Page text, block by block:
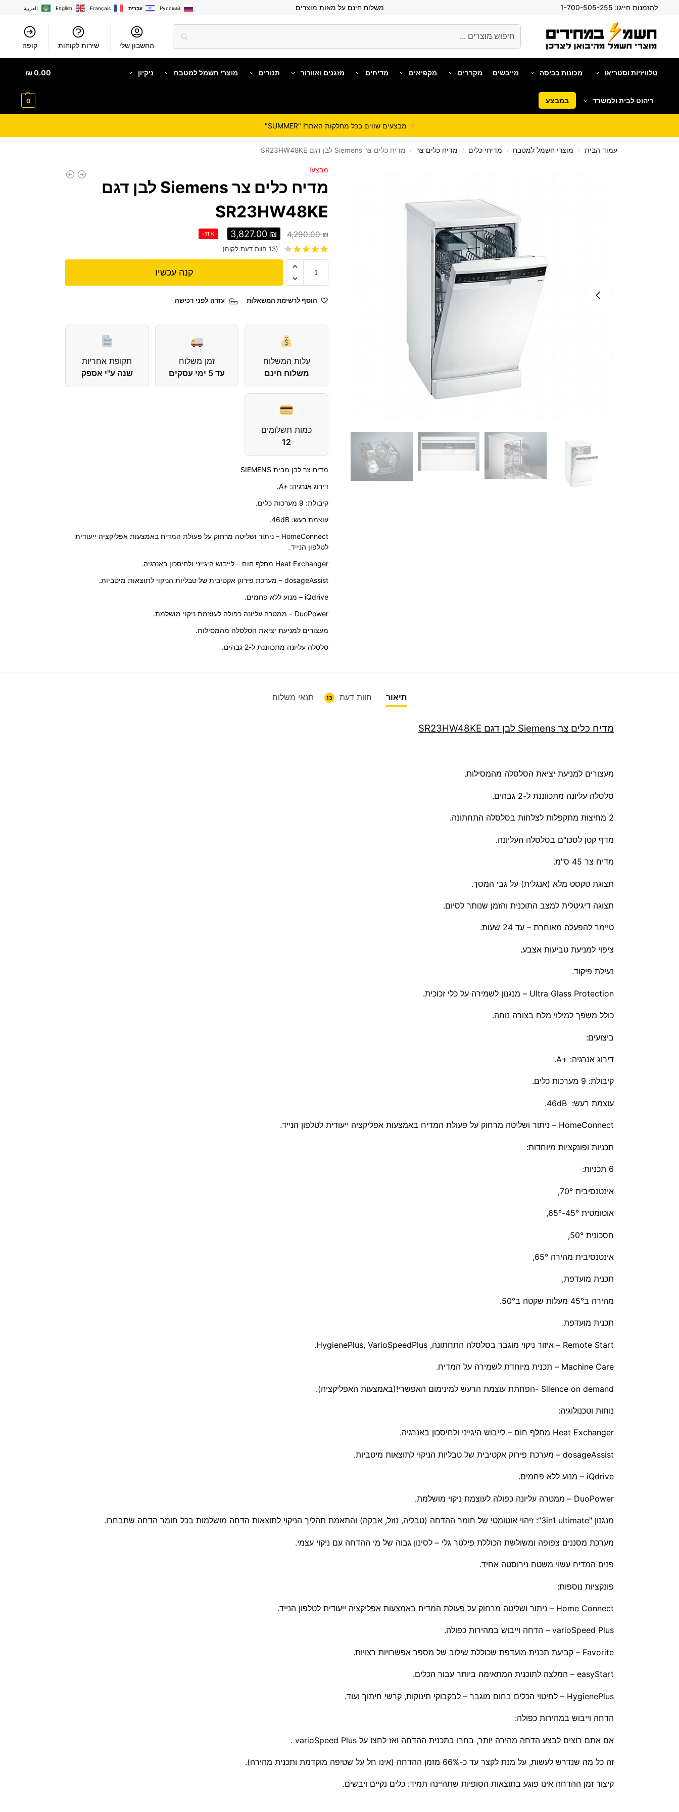
להזמנות חייגו: משלוח חינם על מאות מוצרים العربية English Français עִבְרִית Русский
החשבון שלי שירות לקוחות קופה
טלוויזיות וסטריאו מכונות כביסה מייבשים מקררים מקפיאים מדיחים מזגנים ואוורור תנורים מוצרי חשמל למטבח ניקיון
ריהוט לבית ולמשרד במבצע
0.00
₪
0
מבצעים שווים בכל מחלקות האתר! "SUMMER"
עמוד הבית / מוצרי חשמל למטבח / מדיחי כלים / מדיח כלים צר / מדיח כלים צר Siemens לבן דגם SR23HW48KE
מבצע!
מדיח כלים צר Siemens לבן דגם
SR23HW48KE
4,290.00₪
3,827.00 ₪
-11%
(
13 חוות דעת לקוח)
קנה עכשיו
הוסף לרשימת המשאלות עזרה לפני רכישה
עלות המשלוח
משלוח חינם
זמן משלוח
עד 5 ימי עסקים
תקופת אחריות
שנה ע"י אספק
כמות תשלומים
12
מדיח צר לבן מבית SIEMENS
דירוג אנרגיה: +A.
קיבולת: 9 מערכות כלים.
עוצמת רעש: 46dB.
HomeConnect – ניתור ושליטה מרחוק על פעולת המדיח באמצעות אפליקציה ייעודית
לטלפון הנייד.
Heat Exchanger מחלף חום – לייבוש היגייני ולחיסכון באנרגיה.
dosageAssist – מערכת פירוק אקטיבית של טבליות הניקוי לתוצאות מיטביות.
iQdrive – מנוע ללא פחמים.
DuoPower – ממטרה עליונה כפולה לעוצמת ניקוי מושלמת.
מעצורים למניעת יציאת הסלסלה מהמסילות.
סלסלה עליונה מתכווננת ל-2 גבהים.
תיאור חוות דעת 13 תנאי משלוח
מדיח כלים צר Siemens לבן דגם SR23HW48KE
מעצורים למניעת יציאת הסלסלה מהמסילות.
סלסלה עליונה מתכווננת ל-2 גבהים.
2 מחיצות מתקפלות לצלחות בסלסלה התחתונה.
מדף קטן לסכו"ם בסלסלה העליונה.
מדיח צר 45 ס"מ.
תצוגת טקסט מלא (אנגלית) על גבי המסך.
תצוגה דיגיטלית למצב התוכנית והזמן שנותר לסיום.
טיימר להפעלה מאוחרת – עד 24 שעות.
ציפוי למניעת טביעות אצבע.
נעילת פיקוד.
Ultra Glass Protection – מנגנון לשמירה על כלי זכוכית.
כולל משפך למילוי מלח בצורה נוחה.
ביצועים:
דירוג אנרגיה: +A.
קיבולת: 9 מערכות כלים.
עוצמת רעש: 46dB.
HomeConnect – ניתור ושליטה מרחוק על פעולת המדיח באמצעות אפליקציה ייעודית לטלפון הנייד.
תכניות ופונקציות מיוחדות:
6 תכניות:
אינטנסיבית 70°,
אוטומטית 45°-65°,
חסכונית 50°,
אינטנסיבית מהירה 65°,
תכנית מועדפת,
מהירה ב45° מעלות שקטה ב50°.
תכנית מועדפת.
Remote Start – איזור ניקוי מוגבר בסלסלה התחתונה, HygienePlus, VarioSpeedPlus.
Machine Care – תכנית מיוחדת לשמירה על המדיח.
Silence on demand -הפחתת עוצמת הרעש למינימום האפשרי!(באמצעות האפליקציה).
נוחות וטכנולוגיה:
Heat Exchanger מחלף חום – לייבוש היגייני ולחיסכון באנרגיה.
dosageAssist – מערכת פירוק אקטיבית של טבליות הניקוי לתוצאות מיטביות.
iQdrive – מנוע ללא פחמים.
DuoPower – ממטרה עליונה כפולה לעוצמת ניקוי מושלמת.
מנגנון "3in1 ultimate": זיהוי אוטומטי של חומר ההדחה (טבליה, נוזל, אבקה) והתאמת תהליך הניקוי לתוצאות הדחה מושלמות בכל חומר הדחה שתבחרו.
מערכת מסננים צפופה ומשולשת הכוללת פילטר גלי – לסינון גבוה של מי ההדחה עם ניקוי עצמי.
פנים המדיח עשוי משטח נירוסטה אחיד.
פונקציות נוספות:
Home Connect – ניתור ושליטה מרחוק על פעולת המדיח באמצעות אפליקציה ייעודית לטלפון הנייד.
varioSpeed ​​Plus – הדחה וייבוש במהירות כפולה.
Favorite – קביעת תכנית מועדפת שכוללת שילוב של מספר אפשרויות רצויות.
easyStart – המלצה לתוכנית המתאימה ביותר עבור הכלים.
HygienePlus – לחיטוי הכלים בחום מוגבר – לבקבוקי תינוקות, קרשי חיתוך ועוד.
הדחה וייבוש במהירות כפולה:
אם אתם רוצים לבצע הדחה מהירה יותר, בחרו בתכנית ההדחה ואז לחצו על varioSpeed Plus .
זה כל מה שנדרש לעשות, על מנת לקצר עד כ-66% מזמן ההדחה (אינו חל על שטיפה מוקדמת ותכנית מהירה).
קיצור זמן ההדחה אינו פוגע בתוצאות הסופיות שתהיינה תמיד: כלים נקיים ויבשים.